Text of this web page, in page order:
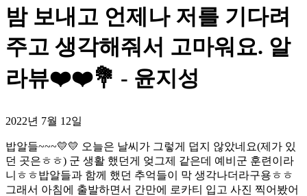
밤 보내고 언제나 저를 기다려
주고 생각해줘서 고마워요. 알
라뷰❤️❤️💐 - 윤지성
2022년 7월 12일
밥알들~~~💛💛 오늘은 날씨가 그렇게 덥지 않았네요(제가 있
던 곳은ㅎㅎ) 군 생활 했던게 엊그제 같은데 예비군 훈련이라
니ㅎㅎ밥알들과 함께 했던 추억들이 막 생각나더라구용ㅎㅎ
그래서 아침에 출발하면서 간만에 로카티 입고 사진 찍어봤어